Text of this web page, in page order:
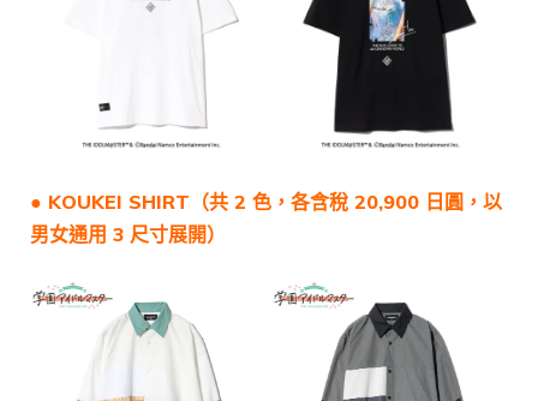
● KOUKEI SHIRT （共 2 色，各含稅 20,900 日圓，以
男女通用 3 尺寸展開）